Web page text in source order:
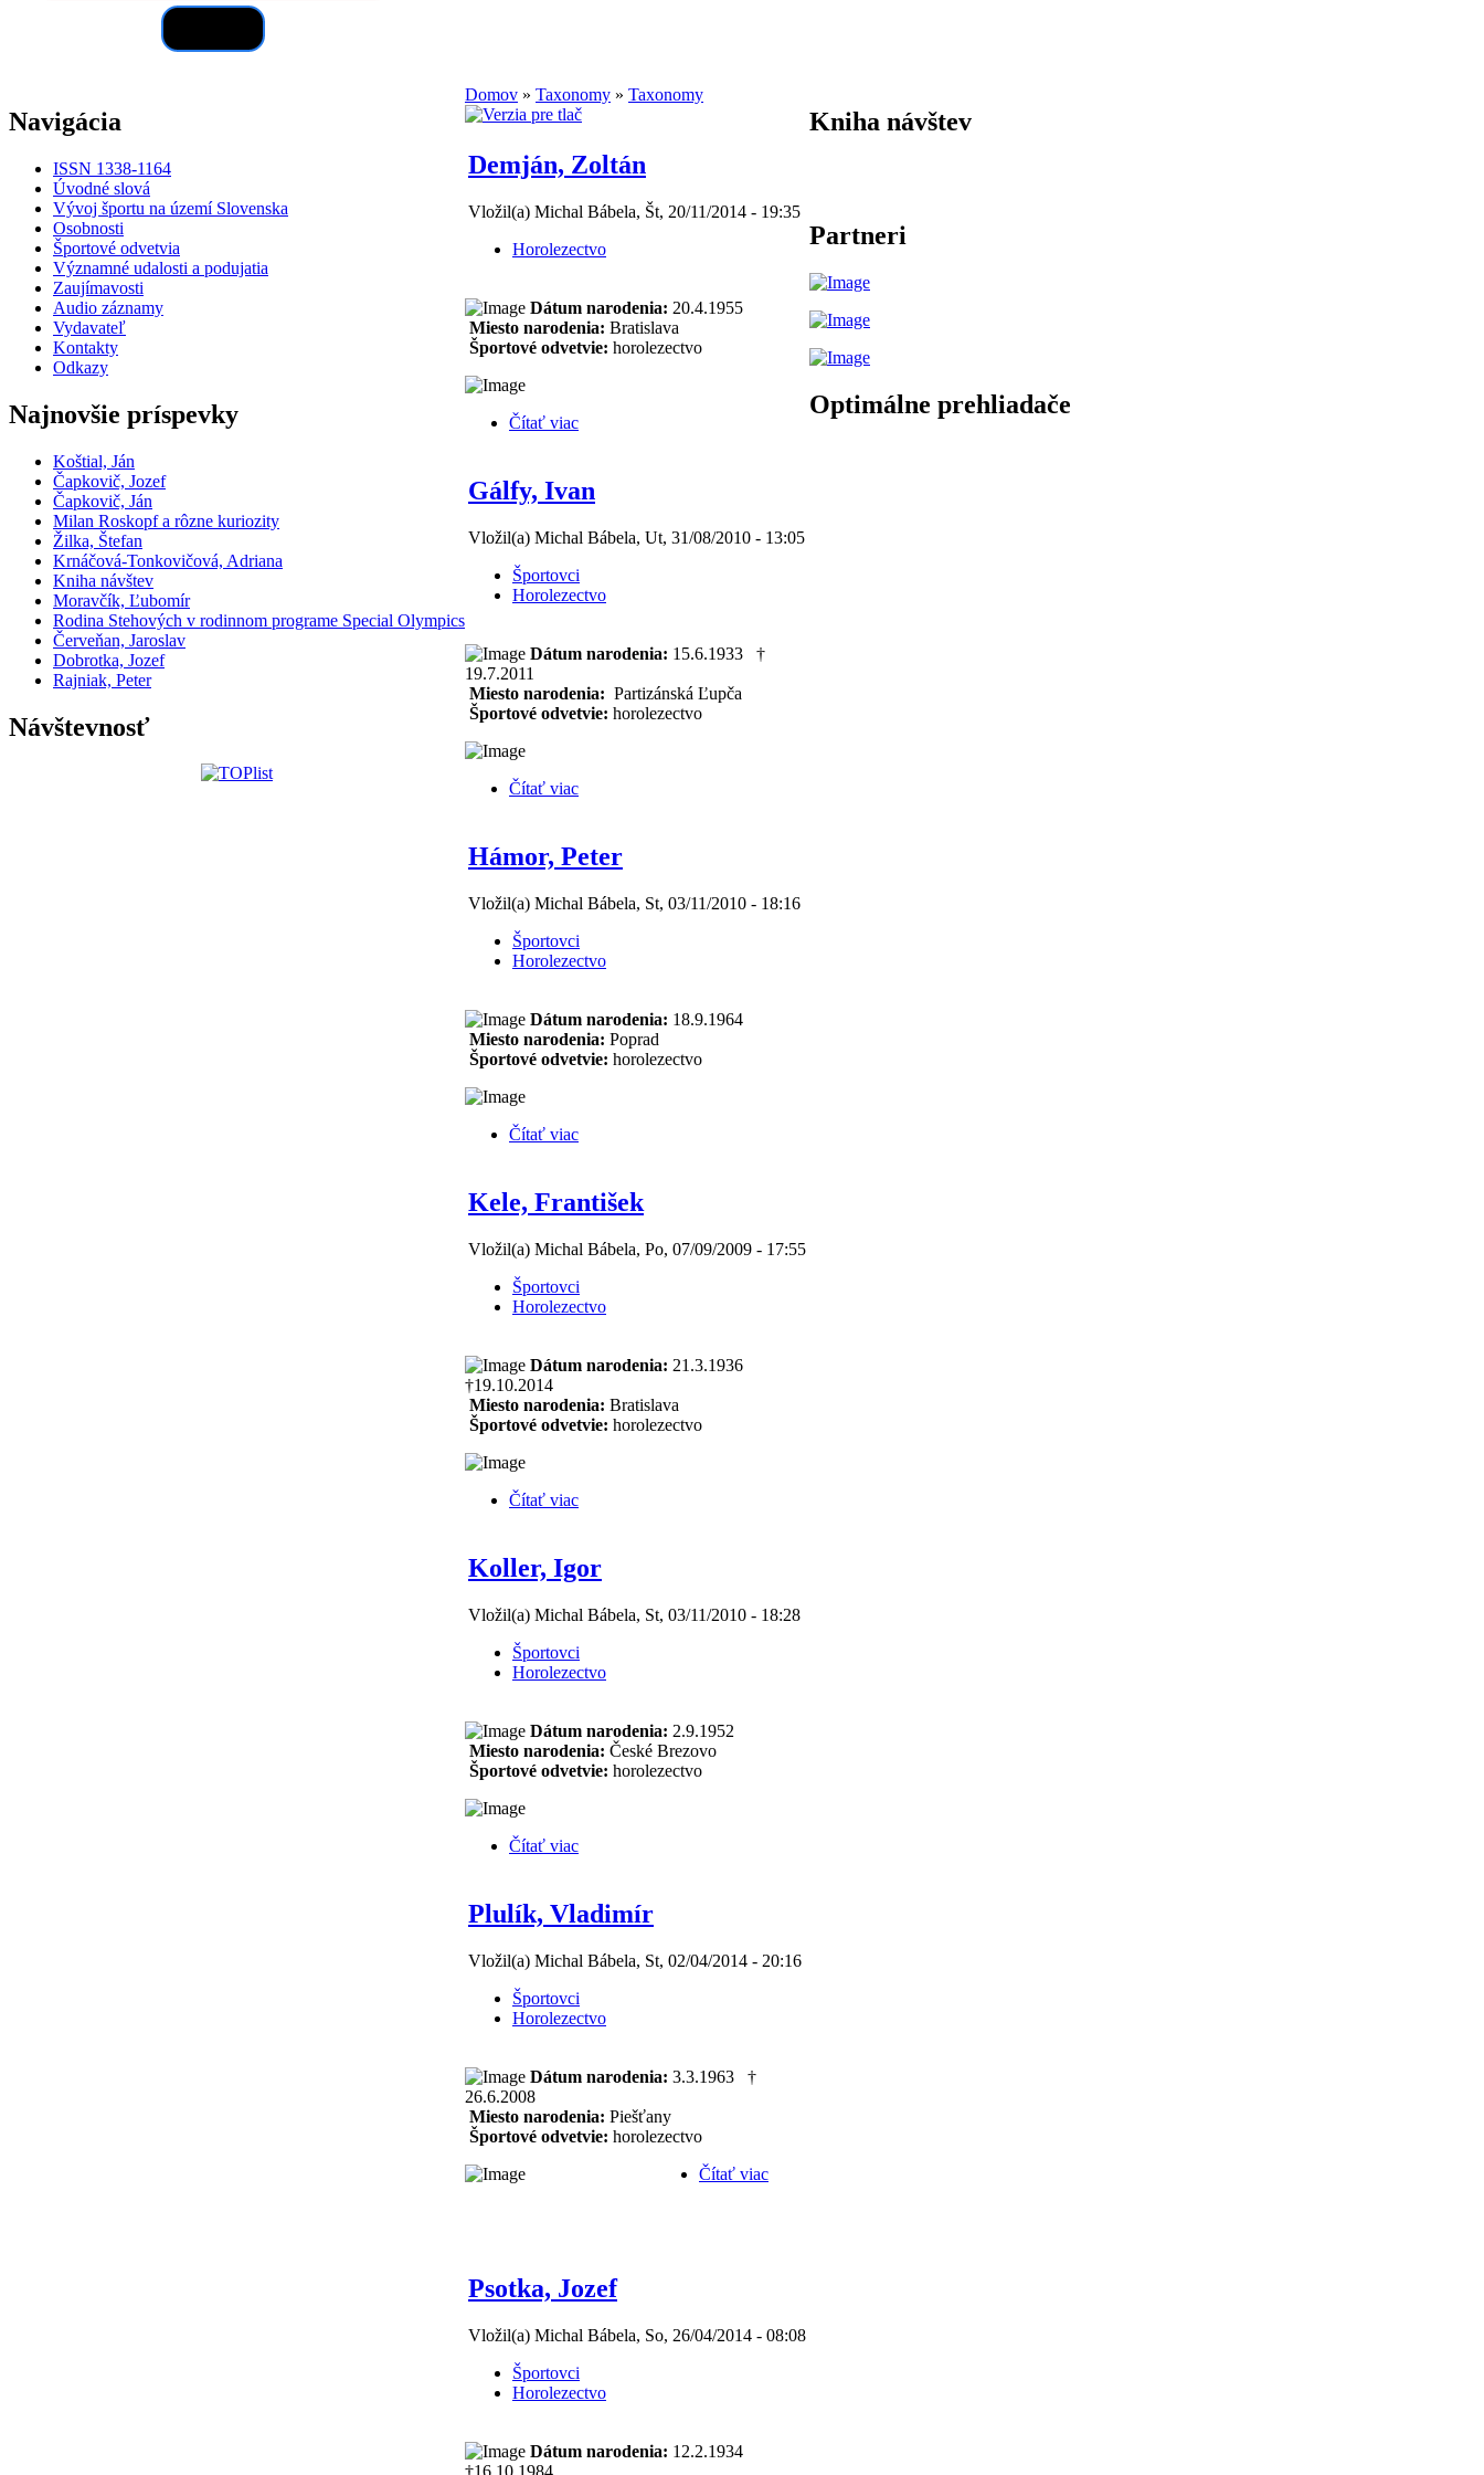
Navigácia
ISSN 1338-1164
Úvodné slová
Vývoj športu na území Slovenska
Osobnosti
Športové odvetvia
Významné udalosti a podujatia
Zaujímavosti
Audio záznamy
Vydavateľ
Kontakty
Odkazy
Najnovšie príspevky
Koštial, Ján
Čapkovič, Jozef
Čapkovič, Ján
Milan Roskopf a rôzne kuriozity
Žilka, Štefan
Krnáčová-Tonkovičová, Adriana
Kniha návštev
Moravčík, Ľubomír
Rodina Stehových v rodinnom programe Special Olympics
Červeňan, Jaroslav
Dobrotka, Jozef
Rajniak, Peter
Návštevnosť
Domov » Taxonomy » Taxonomy
Demján, Zoltán
Vložil(a) Michal Bábela, Št, 20/11/2014 - 19:35
Horolezectvo
Dátum narodenia: 20.4.1955
Miesto narodenia: Bratislava
Športové odvetvie: horolezectvo
Čítať viac
Gálfy, Ivan
Vložil(a) Michal Bábela, Ut, 31/08/2010 - 13:05
Športovci
Horolezectvo
Dátum narodenia: 15.6.1933 †
19.7.2011
Miesto narodenia: Partizánská Ľupča
Športové odvetvie: horolezectvo
Čítať viac
Hámor, Peter
Vložil(a) Michal Bábela, St, 03/11/2010 - 18:16
Športovci
Horolezectvo
Dátum narodenia: 18.9.1964
Miesto narodenia: Poprad
Športové odvetvie: horolezectvo
Čítať viac
Kele, František
Vložil(a) Michal Bábela, Po, 07/09/2009 - 17:55
Športovci
Horolezectvo
Dátum narodenia: 21.3.1936
†19.10.2014
Miesto narodenia: Bratislava
Športové odvetvie: horolezectvo
Čítať viac
Koller, Igor
Vložil(a) Michal Bábela, St, 03/11/2010 - 18:28
Športovci
Horolezectvo
Dátum narodenia: 2.9.1952
Miesto narodenia: České Brezovo
Športové odvetvie: horolezectvo
Čítať viac
Plulík, Vladimír
Vložil(a) Michal Bábela, St, 02/04/2014 - 20:16
Športovci
Horolezectvo
Dátum narodenia: 3.3.1963 †
26.6.2008
Miesto narodenia: Piešťany
Športové odvetvie: horolezectvo
Čítať viac
Psotka, Jozef
Vložil(a) Michal Bábela, So, 26/04/2014 - 08:08
Športovci
Horolezectvo
Dátum narodenia: 12.2.1934
†16.10.1984
Kniha návštev
Partneri
Optimálne prehliadače